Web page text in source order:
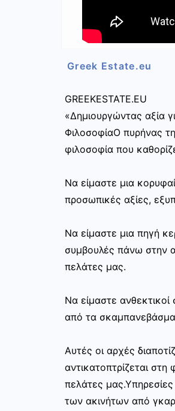
Greek Estate.eu
GREEKESTATE.EU
«Δημιουργώντας αξία
ΦιλοσοφίαΟ πυρήνας
φιλοσοφία που
Να είμαστε μια
προσωπικές αξίες,
Να είμαστε μια πηγή
συμβουλές πάνω στην
πελάτες μας.
Να είμαστε
από τα
Αυτές οι αρχές
αντικατοπτρίζεται
πελάτες
των ακινήτων από